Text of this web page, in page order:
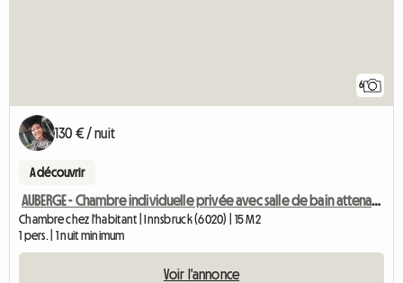
6
130 € / nuit
A découvrir
AUBERGE - Chambre individuelle privée avec salle de bain attenante
Chambre chez l'habitant | Innsbruck (6020) | 15 M2
1 pers. | 1 nuit minimum
Voir l'annonce